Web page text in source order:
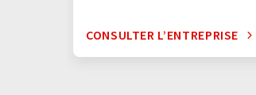
CONSULTER L’ENTREPRISE